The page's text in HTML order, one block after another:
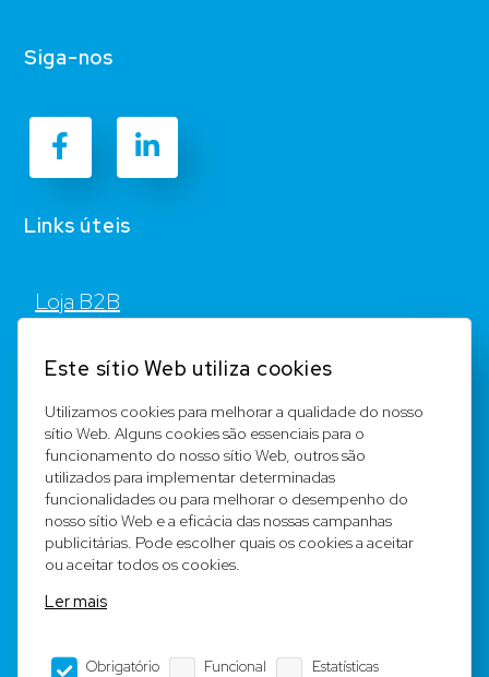
Siga-nos
Links úteis
Loja B2B
Registar
Equipa
Notícia legal
Este sítio Web utiliza cookies
Utilizamos cookies para melhorar a qualidade do nosso
sítio Web. Alguns cookies são essenciais para o
funcionamento do nosso sítio Web, outros são
utilizados para implementar determinadas
funcionalidades ou para melhorar o desempenho do
nosso sítio Web e a eficácia das nossas campanhas
publicitárias. Pode escolher quais os cookies a aceitar
ou aceitar todos os cookies.
Ler mais
Obrigatório Funcional Estatísticas